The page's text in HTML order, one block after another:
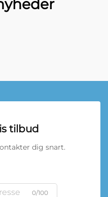
tilbud
dig snart.
0/100